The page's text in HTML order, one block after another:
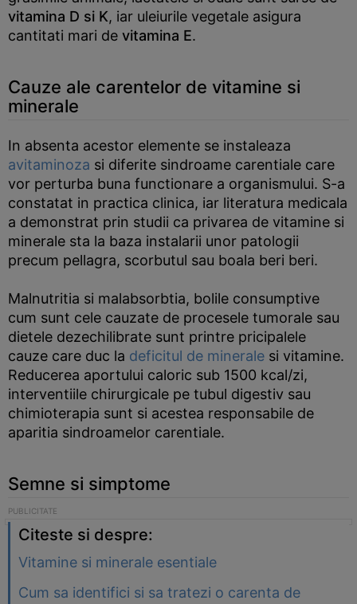
vitamina D si K, iar uleiurile vegetale asigura
cantitati mari de vitamina E.
Cauze ale carentelor de vitamine si
minerale
In absenta acestor elemente se instaleaza
avitaminoza si diferite sindroame carentiale care
vor perturba buna functionare a organismului. S-a
constatat in practica clinica, iar literatura medicala
a demonstrat prin studii ca privarea de vitamine si
minerale sta la baza instalarii unor patologii
precum pellagra, scorbutul sau boala beri beri.
Malnutritia si malabsorbtia, bolile consumptive
cum sunt cele cauzate de procesele tumorale sau
dietele dezechilibrate sunt printre pricipalele
cauze care duc la deficitul de minerale si vitamine.
Reducerea aportului caloric sub 1500 kcal/zi,
interventiile chirurgicale pe tubul digestiv sau
chimioterapia sunt si acestea responsabile de
aparitia sindroamelor carentiale.
Semne si simptome
Citeste si despre:
Vitamine si minerale esentiale
Cum sa identifici si sa tratezi o carenta de